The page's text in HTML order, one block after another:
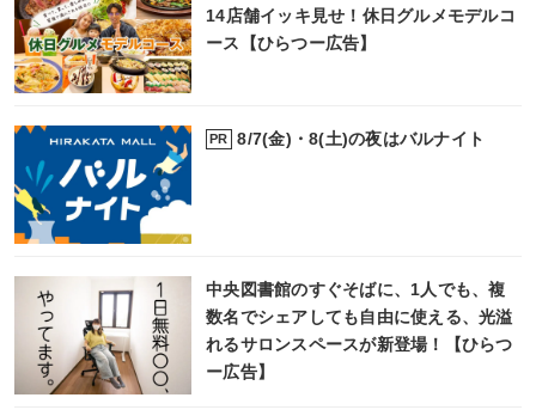
14店舗イッキ見せ！休日グルメモデルコ
ース【ひらつー広告】
PR 8/7(金)・8(土)の夜はバルナイト
中央図書館のすぐそばに、1人でも、複
数名でシェアしても自由に使える、光溢
れるサロンスペースが新登場！【ひらつ
ー広告】